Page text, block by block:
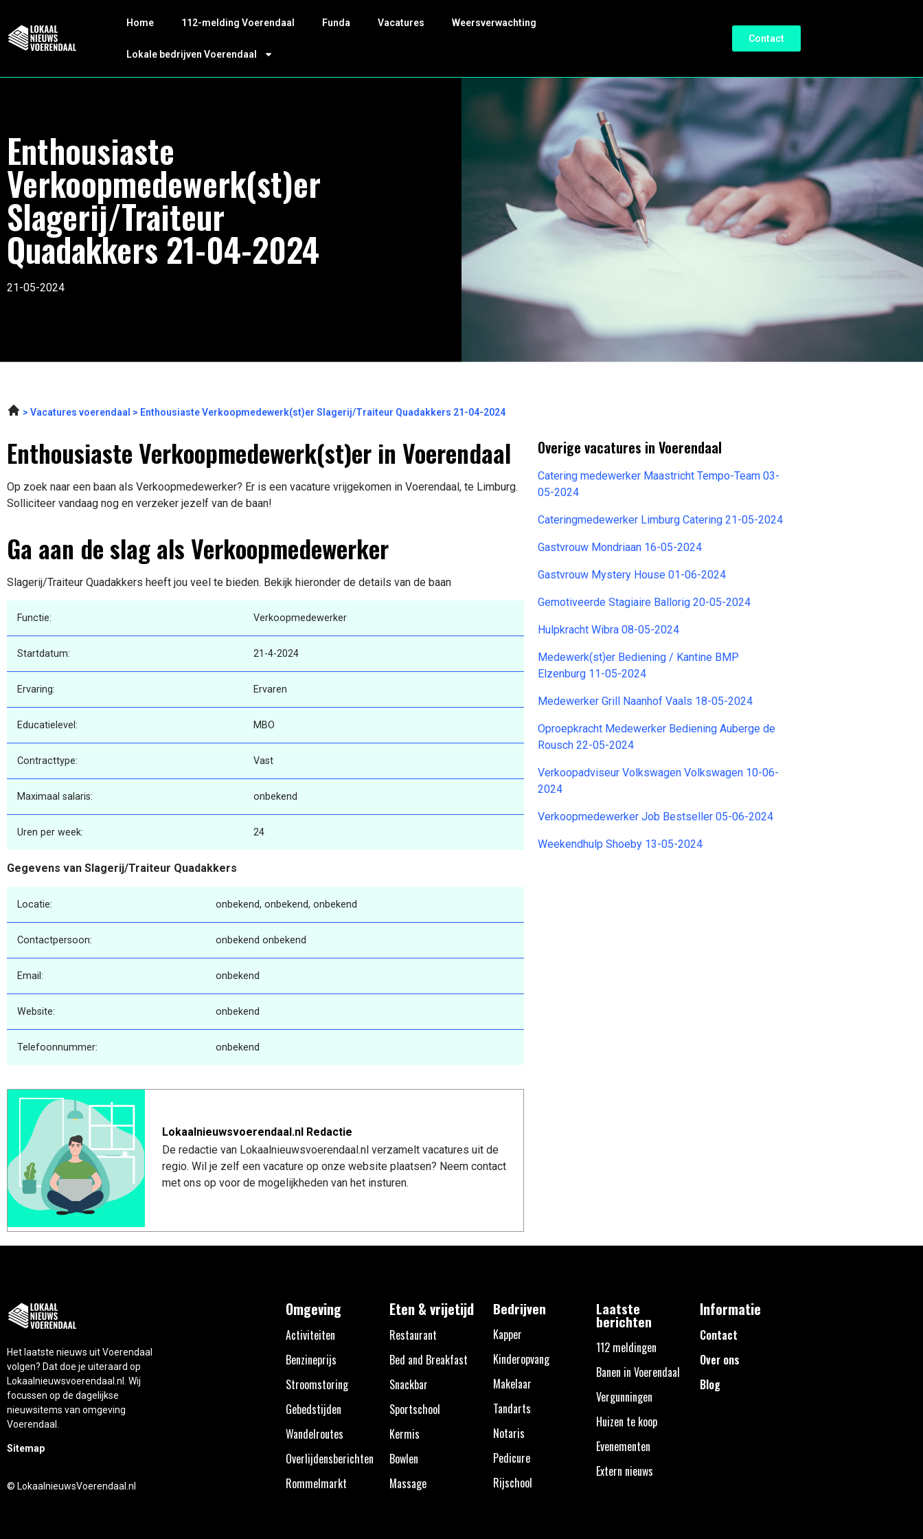
Home 112-melding Voerendaal Funda Vacatures Weersverwachting
Lokale bedrijven Voerendaal
Contact
Enthousiaste
Verkoopmedewerk(st)er
Slagerij/Traiteur
Quadakkers 21-04-2024
21-05-2024
Vacatures voerendaal Enthousiaste Verkoopmedewerk(st)er Slagerij/Traiteur Quadakkers 21-04-2024
Enthousiaste Verkoopmedewerk(st)er in Voerendaal
Op zoek naar een baan als Verkoopmedewerker? Er is een vacature vrijgekomen in Voerendaal, te Limburg.
Solliciteer vandaag nog en verzeker jezelf van de baan!
Ga aan de slag als Verkoopmedewerker
Slagerij/Traiteur Quadakkers heeft jou veel te bieden. Bekijk hieronder de details van de baan
Functie: Verkoopmedewerker
Startdatum: 21-4-2024
Ervaring: Ervaren
Educatielevel: MBO
Contracttype: Vast
Maximaal salaris: onbekend
Uren per week: 24
Gegevens van Slagerij/Traiteur Quadakkers
Locatie: onbekend, onbekend, onbekend
Contactpersoon: onbekend onbekend
Email: onbekend
Website: onbekend
Telefoonnummer: onbekend
Lokaalnieuwsvoerendaal.nl Redactie
De redactie van Lokaalnieuwsvoerendaal.nl verzamelt vacatures uit de
regio. Wil je zelf een vacature op onze website plaatsen? Neem contact
met ons op voor de mogelijkheden van het insturen.
Overige vacatures in Voerendaal
Catering medewerker Maastricht Tempo-Team 03-
05-2024
Cateringmedewerker Limburg Catering 21-05-2024
Gastvrouw Mondriaan 16-05-2024
Gastvrouw Mystery House 01-06-2024
Gemotiveerde Stagiaire Ballorig 20-05-2024
Hulpkracht Wibra 08-05-2024
Medewerk(st)er Bediening / Kantine BMP
Elzenburg 11-05-2024
Medewerker Grill Naanhof Vaals 18-05-2024
Oproepkracht Medewerker Bediening Auberge de
Rousch 22-05-2024
Verkoopadviseur Volkswagen Volkswagen 10-06-
2024
Verkoopmedewerker Job Bestseller 05-06-2024
Weekendhulp Shoeby 13-05-2024
Het laatste nieuws uit Voerendaal
volgen? Dat doe je uiteraard op
Lokaalnieuwsvoerendaal.nl. Wij
focussen op de dagelijkse
nieuwsitems van omgeving
Voerendaal.
Sitemap
© LokaalnieuwsVoerendaal.nl
Omgeving
Activiteiten
Benzineprijs
Stroomstoring
Gebedstijden
Wandelroutes
Overlijdensberichten
Rommelmarkt
Eten & vrijetijd
Restaurant
Bed and Breakfast
Snackbar
Sportschool
Kermis
Bowlen
Massage
Bedrijven
Kapper
Kinderopvang
Makelaar
Tandarts
Notaris
Pedicure
Rijschool
Laatste
berichten
112 meldingen
Banen in Voerendaal
Vergunningen
Huizen te koop
Evenementen
Extern nieuws
Informatie
Contact
Over ons
Blog